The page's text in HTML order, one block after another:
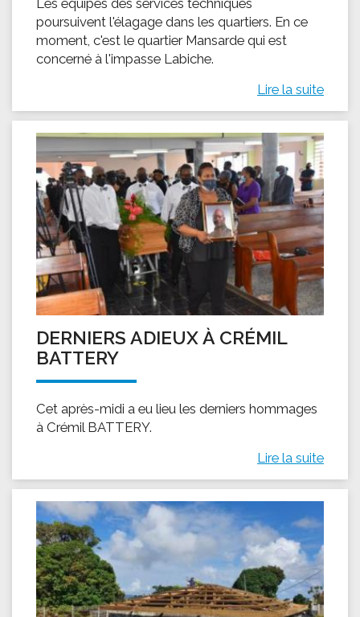
poursuivent l'élagage dans les quartiers. En ce
moment, c'est le quartier Mansarde qui est
concerné à l'impasse Labiche.
Lire la suite
DERNIERS ADIEUX À CRÉMIL
BATTERY
Cet après-midi a eu lieu les derniers hommages
à Crémil BATTERY.
Lire la suite